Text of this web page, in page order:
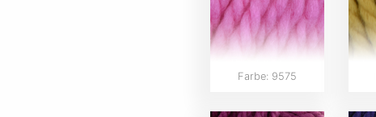
Farbe: 9575